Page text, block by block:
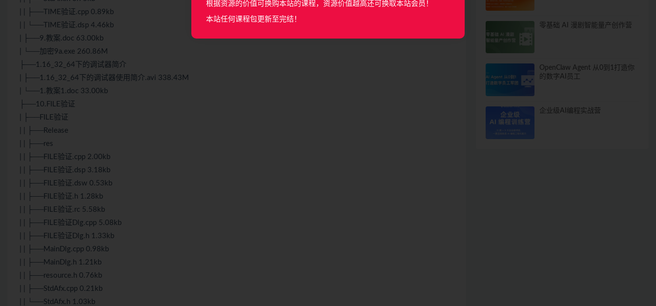
| | ├──TIME验证.cpp 0.89kb
| | └──TIME验证.dsp 4.46kb
| ├──9.教案.doc 63.00kb
| └──加密9a.exe 260.86M
├──1.16_32_64下的调试器简介
| ├──1.16_32_64下的调试器使用简介.avi 338.43M
| └──1.教案1.doc 33.00kb
├──10.FILE验证
| ├──FILE验证
| | ├──Release
| | ├──res
| | ├──FILE验证.cpp 2.00kb
| | ├──FILE验证.dsp 3.18kb
| | ├──FILE验证.dsw 0.53kb
| | ├──FILE验证.h 1.28kb
| | ├──FILE验证.rc 5.58kb
| | ├──FILE验证Dlg.cpp 5.08kb
| | ├──FILE验证Dlg.h 1.33kb
| | ├──MainDlg.cpp 0.98kb
| | ├──MainDlg.h 1.21kb
| | ├──resource.h 0.76kb
| | ├──StdAfx.cpp 0.21kb
| | └──StdAfx.h 1.03kb
零基础 AI 漫剧智能量产创作营
OpenClaw Agent 从0到1打造你
的数字AI员工
企业级AI编程实战营
根据资源的价值可换购本站的课程，资源价值越高还可换取本站会员！
本站任何课程包更新至完结！